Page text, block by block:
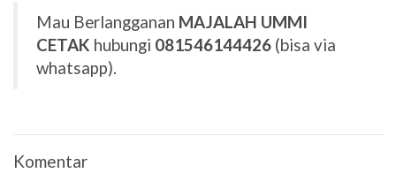
Mau Berlangganan MAJALAH UMMI
CETAK hubungi 081546144426 (bisa via
whatsapp).
Komentar